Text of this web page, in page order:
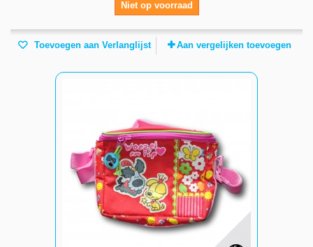
Niet op voorraad
Toevoegen aan Verlanglijst Aan vergelijken toevoegen